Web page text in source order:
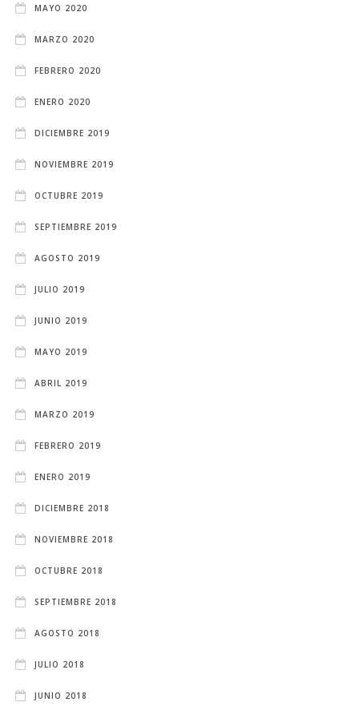
MAYO 2020
MARZO 2020
FEBRERO 2020
ENERO 2020
DICIEMBRE 2019
NOVIEMBRE 2019
OCTUBRE 2019
SEPTIEMBRE 2019
AGOSTO 2019
JULIO 2019
JUNIO 2019
MAYO 2019
ABRIL 2019
MARZO 2019
FEBRERO 2019
ENERO 2019
DICIEMBRE 2018
NOVIEMBRE 2018
OCTUBRE 2018
SEPTIEMBRE 2018
AGOSTO 2018
JULIO 2018
JUNIO 2018